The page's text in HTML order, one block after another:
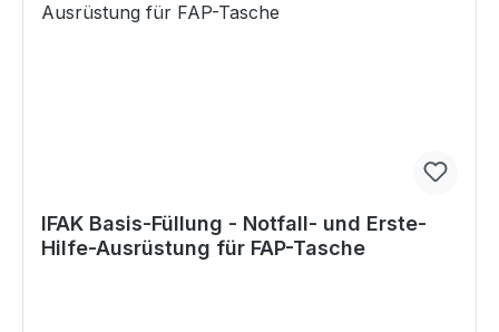
IFAK Basis-Füllung - Notfall- und Erste-
Hilfe-Ausrüstung für FAP-Tasche